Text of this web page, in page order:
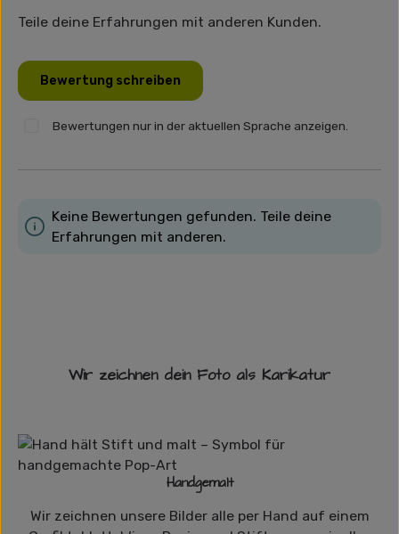
Teile deine Erfahrungen mit anderen Kunden.
Bewertung schreiben
Bewertungen nur in der aktuellen Sprache anzeigen.
Keine Bewertungen gefunden. Teile deine
Erfahrungen mit anderen.
Wir zeichnen dein Foto als Karikatur
Handgemalt
Wir zeichnen unsere Bilder alle per Hand auf einem